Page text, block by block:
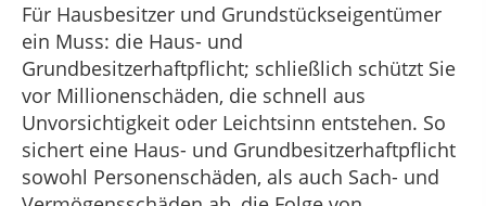
Für Hausbesitzer und Grundstückseigentümer
ein Muss: die Haus- und
Grundbesitzerhaftpflicht; schließlich schützt Sie
vor Millionenschäden, die schnell aus
Unvorsichtigkeit oder Leichtsinn entstehen. So
sichert eine Haus- und Grundbesitzerhaftpflicht
sowohl Personenschäden, als auch Sach- und